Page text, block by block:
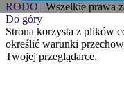
RODO | Wszelkie prawa
Do góry
Strona korzysta z plików
określić warunki
Twojej przeglądarce.